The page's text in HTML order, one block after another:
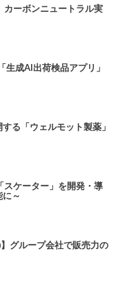
カーボンニュートラル実
成AI出荷検品アプリ」
る「ウェルモット製薬」
スケーター」を開発・導
～
グループ会社で販売力の